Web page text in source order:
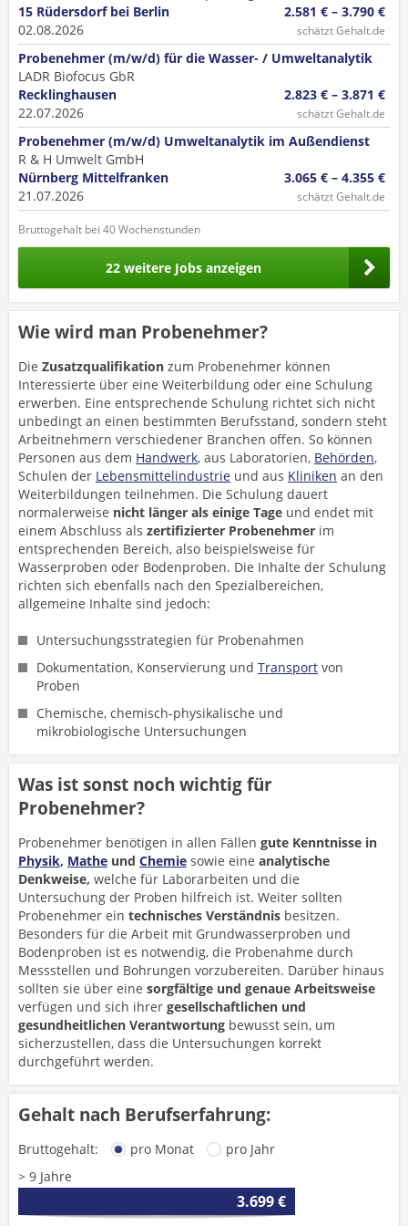
15 Rüdersdorf bei Berlin
02.08.2026
2.581 € – 3.790 €
schätzt Gehalt.de
Probenehmer (m/w/d) für die Wasser- / Umweltanalytik
LADR Biofocus GbR
Recklinghausen
22.07.2026
2.823 € – 3.871 €
schätzt Gehalt.de
Probenehmer (m/w/d) Umweltanalytik im Außendienst
R & H Umwelt GmbH
Nürnberg Mittelfranken
21.07.2026
3.065 € – 4.355 €
schätzt Gehalt.de
Bruttogehalt bei 40 Wochenstunden
22 weitere Jobs anzeigen
Wie wird man Probenehmer?
Die Zusatzqualifikation zum Probenehmer können
Interessierte über eine Weiterbildung oder eine Schulung
erwerben. Eine entsprechende Schulung richtet sich nicht
unbedingt an einen bestimmten Berufsstand, sondern steht
Arbeitnehmern verschiedener Branchen offen. So können
Personen aus dem Handwerk, aus Laboratorien, Behörden,
Schulen der Lebensmittelindustrie und aus Kliniken an den
Weiterbildungen teilnehmen. Die Schulung dauert
normalerweise nicht länger als einige Tage und endet mit
einem Abschluss als zertifizierter Probenehmer im
entsprechenden Bereich, also beispielsweise für
Wasserproben oder Bodenproben. Die Inhalte der Schulung
richten sich ebenfalls nach den Spezialbereichen,
allgemeine Inhalte sind jedoch:
Untersuchungsstrategien für Probenahmen
Dokumentation, Konservierung und Transport von
Proben
Chemische, chemisch-physikalische und
mikrobiologische Untersuchungen
Was ist sonst noch wichtig für
Probenehmer?
Probenehmer benötigen in allen Fällen gute Kenntnisse in
Physik, Mathe und Chemie sowie eine analytische
Denkweise, welche für Laborarbeiten und die
Untersuchung der Proben hilfreich ist. Weiter sollten
Probenehmer ein technisches Verständnis besitzen.
Besonders für die Arbeit mit Grundwasserproben und
Bodenproben ist es notwendig, die Probenahme durch
Messstellen und Bohrungen vorzubereiten. Darüber hinaus
sollten sie über eine sorgfältige und genaue Arbeitsweise
verfügen und sich ihrer gesellschaftlichen und
gesundheitlichen Verantwortung bewusst sein, um
sicherzustellen, dass die Untersuchungen korrekt
durchgeführt werden.
Gehalt nach Berufserfahrung:
Bruttogehalt: pro Monat
pro Jahr
> 9 Jahre
3.699 €